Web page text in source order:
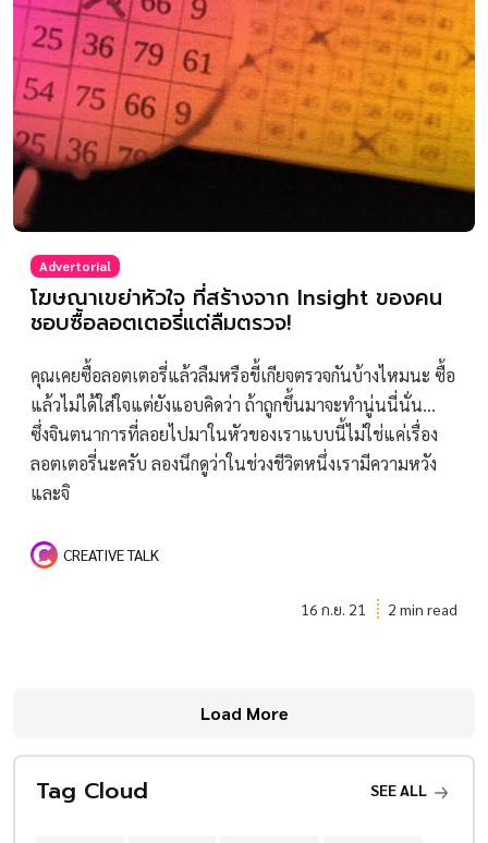
Advertorial
โฆษณาเขย่าหัวใจ ที่สร้างจาก Insight ของคน
ชอบซื้อลอตเตอรี่แต่ลืมตรวจ!
คุณเคยซื้อลอตเตอรี่แล้วลืมหรือขี้เกียจตรวจกันบ้างไหมนะ ซื้อ
แล้วไม่ได้ใส่ใจแต่ยังแอบคิดว่า ถ้าถูกขึ้นมาจะทำนู่นนี่นั่น…
ซึ่งจินตนาการที่ลอยไปมาในหัวของเราแบบนี้ไม่ใช่แค่เรื่อง
ลอตเตอรี่นะครับ ลองนึกดูว่าในช่วงชีวิตหนึ่งเรามีความหวัง
และจิ
CREATIVE TALK
16 ก.ย. 21 2 min read
Load More
Tag Cloud SEE ALL